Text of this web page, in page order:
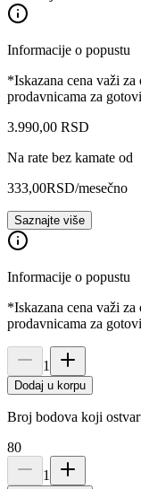
Informacije o popustu
*Iskazana cena važi
prodavnicama za
3.990,00 RSD
Na rate bez kamate od
333,00RSD/mesečno
Saznajte više
Informacije o popustu
*Iskazana cena važi
prodavnicama za
1
Dodaj u korpu
Broj bodova koji
80
1